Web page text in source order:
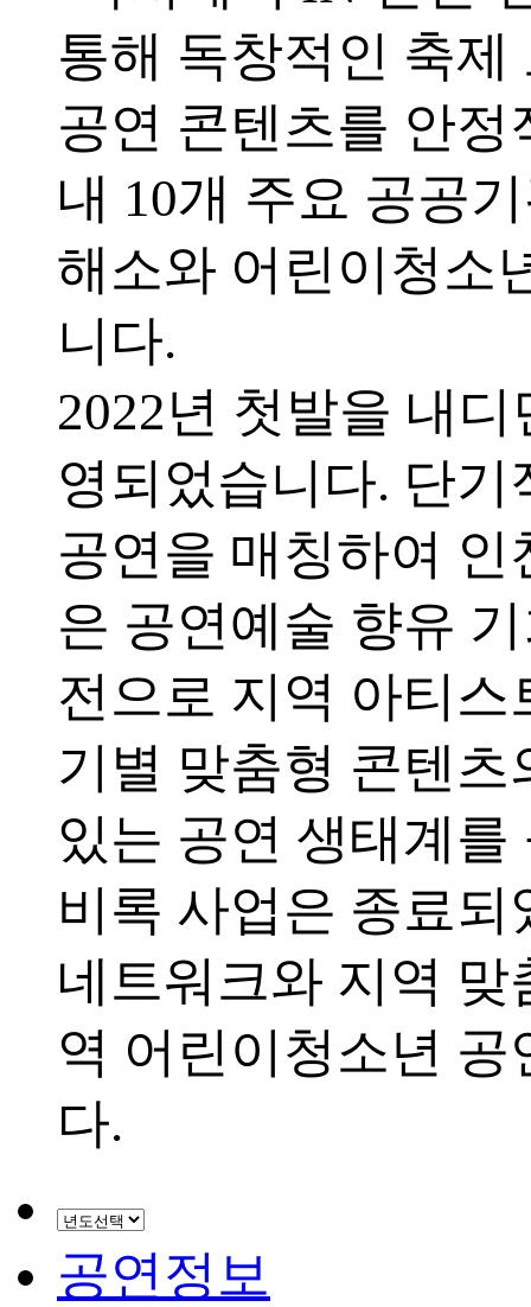
통해 독창적인 축
공연 콘텐츠를 안
내 10개 주요 공공
해소와 어린이청소
니다.
2022년 첫발을 내
영되었습니다. 단
공연을 매칭하여
은 공연예술 향유
전으로 지역 아티
기별 맞춤형 콘텐
있는 공연 생태계
비록 사업은 종료
네트워크와 지역
역 어린이청소년
다.
공연정보